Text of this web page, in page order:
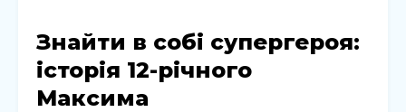
Знайти в собі супергероя:
історія 12-річного
Максима